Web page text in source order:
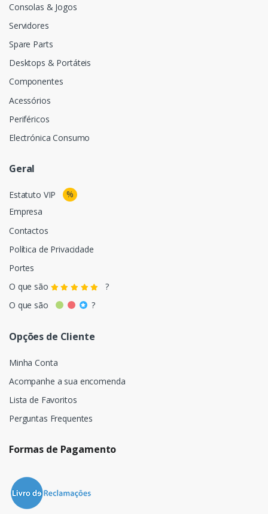
Consolas & Jogos
Servidores
Spare Parts
Desktops & Portáteis
Componentes
Acessórios
Periféricos
Electrónica Consumo
Geral
Estatuto VIP
%
Empresa
Contactos
Política de Privacidade
Portes
O que são
?
O que são
?
Opções de Cliente
Minha Conta
Acompanhe a sua encomenda
Lista de Favoritos
Perguntas Frequentes
Formas de Pagamento